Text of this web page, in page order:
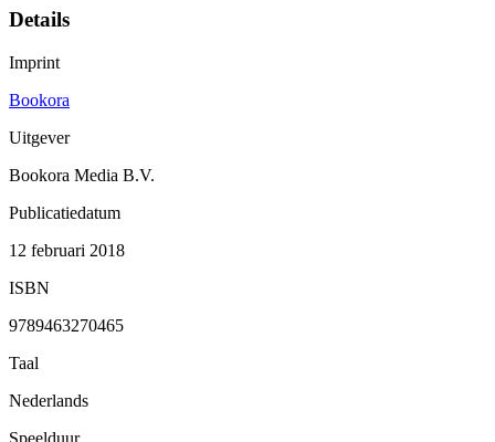
Details
Imprint
Bookora
Uitgever
Bookora Media B.V.
Publicatiedatum
12 februari 2018
ISBN
9789463270465
Taal
Nederlands
Speelduur